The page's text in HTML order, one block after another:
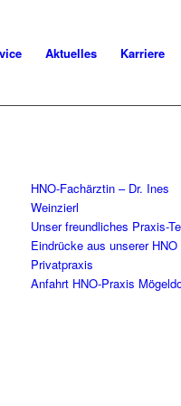
Aktuelles Karriere
HNO-Fachärztin – Dr. Ines
Weinzierl
Unser freundliches Praxis-
Eindrücke aus unserer HNO
Privatpraxis
Anfahrt HNO-Praxis